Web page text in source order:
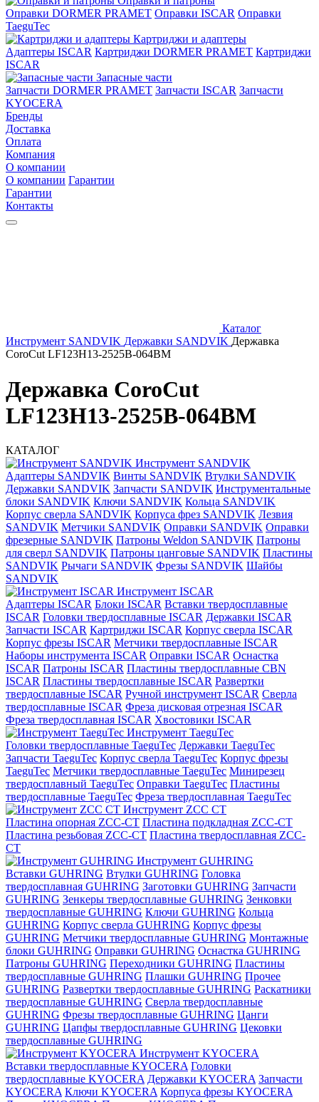
Оправки DORMER PRAMET Оправки ISCAR Оправки
TaeguTec
Картриджи и адаптеры
Адаптеры ISCAR Картриджи DORMER PRAMET Картриджи
ISCAR
Запасные части
Запчасти DORMER PRAMET Запчасти ISCAR Запчасти
KYOCERA
Бренды
Доставка
Оплата
Компания
О компании
О компании Гарантии
Гарантии
Контакты
Каталог
Инструмент SANDVIK Державки SANDVIK Державка
CoroCut LF123H13-2525B-064BM
Державка CoroCut
LF123H13-2525B-064BM
КАТАЛОГ
Инструмент SANDVIK
Адаптеры SANDVIK Винты SANDVIK Втулки SANDVIK
Державки SANDVIK Запчасти SANDVIK Инструментальные
блоки SANDVIK Ключи SANDVIK Кольца SANDVIK
Корпус сверла SANDVIK Корпуса фрез SANDVIK Лезвия
SANDVIK Метчики SANDVIK Оправки SANDVIK Оправки
фрезерные SANDVIK Патроны Weldon SANDVIK Патроны
для сверл SANDVIK Патроны цанговые SANDVIK Пластины
SANDVIK Рычаги SANDVIK Фрезы SANDVIK Шайбы
SANDVIK
Инструмент ISCAR
Адаптеры ISCAR Блоки ISCAR Вставки твердосплавные
ISCAR Головки твердосплавные ISCAR Державки ISCAR
Запчасти ISCAR Картриджи ISCAR Корпус сверла ISCAR
Корпус фрезы ISCAR Метчики твердосплавные ISCAR
Наборы инструмента ISCAR Оправки ISCAR Оснастка
ISCAR Патроны ISCAR Пластины твердосплавные CBN
ISCAR Пластины твердосплавные ISCAR Развертки
твердосплавные ISCAR Ручной инструмент ISCAR Сверла
твердосплавные ISCAR Фреза дисковая отрезная ISCAR
Фреза твердосплавная ISCAR Хвостовики ISCAR
Инструмент TaeguTec
Головки твердосплавные TaeguTec Державки TaeguTec
Запчасти TaeguTec Корпус сверла TaeguTec Корпус фрезы
TaeguTec Метчики твердосплавные TaeguTec Минирезец
твердосплавный TaeguTec Оправки TaeguTec Пластины
твердосплавные TaeguTec Фреза твердосплавная TaeguTec
Инструмент ZCС CT
Пластина опорная ZCC-CT Пластина подкладная ZCC-CT
Пластина резьбовая ZCC-CT Пластина твердосплавная ZCC-
CT
Инструмент GUHRING
Вставки GUHRING Втулки GUHRING Головка
твердосплавная GUHRING Заготовки GUHRING Запчасти
GUHRING Зенкеры твердосплавные GUHRING Зенковки
твердосплавные GUHRING Ключи GUHRING Кольца
GUHRING Корпус сверла GUHRING Корпус фрезы
GUHRING Метчики твердосплавные GUHRING Монтажные
блоки GUHRING Оправки GUHRING Оснастка GUHRING
Патроны GUHRING Переходники GUHRING Пластины
твердосплавные GUHRING Плашки GUHRING Прочее
GUHRING Развертки твердосплавные GUHRING Раскатники
твердосплавные GUHRING Сверла твердосплавные
GUHRING Фрезы твердосплавные GUHRING Цанги
GUHRING Цапфы твердосплавные GUHRING Цековки
твердосплавные GUHRING
Инструмент KYOCERA
Вставки твердосплавные KYOCERA Головки
твердосплавные KYOCERA Державки KYOCERA Запчасти
KYOCERA Ключи KYOCERA Корпуса фрезы KYOCERA